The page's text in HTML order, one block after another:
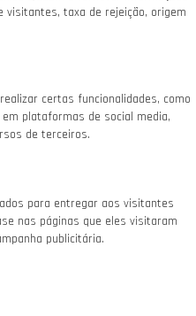
taxa de rejeição, origem
certas funcionalidades, como
plataformas de social media,
de terceiros.
para entregar aos visitantes
nas páginas que eles visitaram
publicitária.